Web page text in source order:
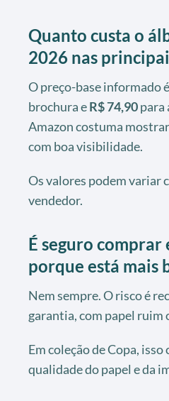
Quanto custa o
2026 nas
O preço-base informado é
brochura eR$ 74,90para
Amazon costuma
com boa visibilidade.
Os valores podem variar
vendedor.
É seguro
porque está mais
Nem sempre. O risco é
garantia, com papel ruim
Em coleção de Copa,
qualidade do papel e da